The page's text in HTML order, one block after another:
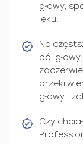
głowy,
leku.
ból
głowy i
Czy